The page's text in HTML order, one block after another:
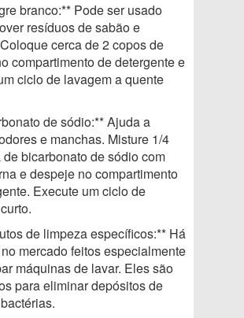
branco:** Pode ser usado
resíduos de sabão e
cerca de 2 copos de
compartimento de detergente e
ciclo de lavagem a quente
de sódio:** Ajuda a
e manchas. Misture 1/4
bicarbonato de sódio com
e despeje no compartimento
Execute um ciclo de
de limpeza específicos:** Há
mercado feitos especialmente
máquinas de lavar. Eles são
para eliminar depósitos de